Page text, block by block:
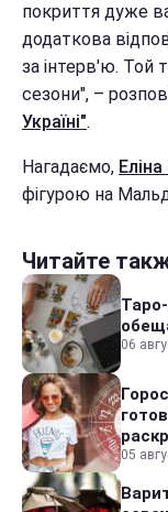
покриття дуже
додаткова
за інтерв'ю. Той
сезони", –
Україні".
Нагадаємо,
фігурою на
Читайте
06
05